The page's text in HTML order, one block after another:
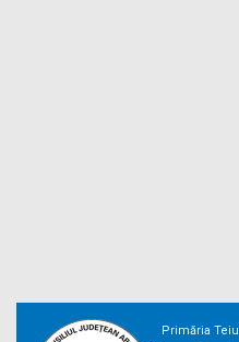
Primăria Teiu